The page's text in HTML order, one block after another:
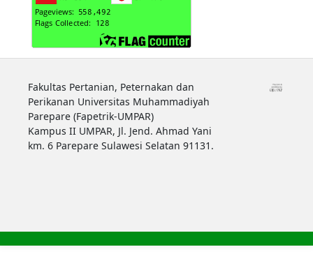
Fakultas Pertanian, Peternakan dan
Perikanan Universitas Muhammadiyah
Parepare (Fapetrik-UMPAR)
Kampus II UMPAR, Jl. Jend. Ahmad Yani
km. 6 Parepare Sulawesi Selatan 91131.